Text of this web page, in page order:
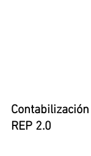
REP 2.0